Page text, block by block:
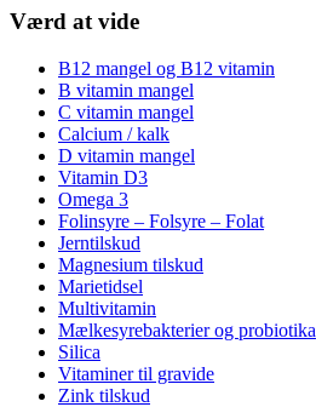
Værd at vide
B12 mangel og B12 vitamin
B vitamin mangel
C vitamin mangel
Calcium / kalk
D vitamin mangel
Vitamin D3
Omega 3
Folinsyre – Folsyre – Folat
Jerntilskud
Magnesium tilskud
Marietidsel
Multivitamin
Mælkesyrebakterier og probiotika
Silica
Vitaminer til gravide
Zink tilskud